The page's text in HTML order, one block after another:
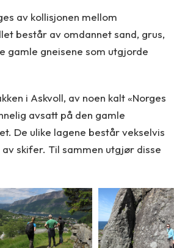
av kollisjonen mellom
består av omdannet sand, grus,
gamle gneisene som utgjorde
i Askvoll, av noen kalt «Norges
avsatt på den gamle
De ulike lagene består vekselvis
skifer. Til sammen utgjør disse